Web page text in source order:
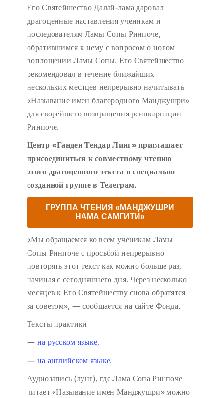
Его Святейшество Далай-лама даровал
драгоценные наставления ученикам и
последователям Ламы Сопы Ринпоче,
обратившимся к нему с вопросом о новом
воплощении Ламы Сопы. Его Святейшество
рекомендовал в течение ближайших
нескольких месяцев непрерывно начитывать
«Называние имен благородного Манджушри»
для скорейшего возвращения реинкарнации
Ринпоче.
Центр «Ганден Тендар Линг» приглашает
присоединиться к совместному чтению
этого драгоценного текста в специально
созданной группе в Телеграм.
ГРУППА ЧТЕНИЯ «МАНДЖУШРИ
НАМА САМГИТИ»
«Мы обращаемся ко всем ученикам Ламы
Сопы Ринпоче с просьбой непрерывно
повторять этот текст как можно больше раз,
начиная с сегодняшнего дня. Через несколько
месяцев к Его Святейшеству снова обратятся
за советом», — сообщается на сайте Фонда.
Тексты практики
— на русском языке,
— на английском языке.
Аудиозапись (лунг), где Лама Сопа Ринпоче
читает «Называние имен Манджушри» можно